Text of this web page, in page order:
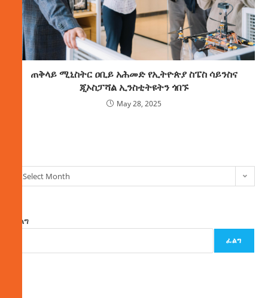
ጠቅላይ ሚኒስትር ዐቢይ አሕመድ የኢትዮጵያ ስፔስ ሳይንስና
ጂኦስፓሻል ኢንስቲትዩትን ጎበኙ
May 28, 2025
Select Month
ፈልግ
ፈልግ